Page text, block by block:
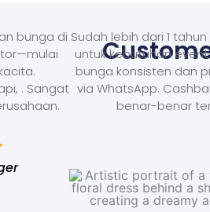
bunga di
. Sangat
Sudah lebih dari 1
untuk kebutuhan
bunga konsisten dan
via WhatsApp.
benar-benar